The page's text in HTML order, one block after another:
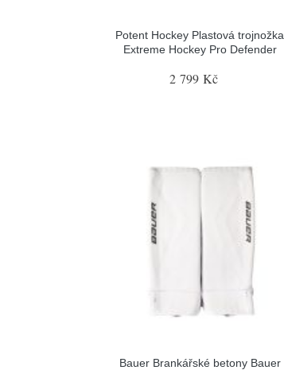
Potent Hockey Plastová trojnožka
Extreme Hockey Pro Defender
2 799 Kč
Bauer Brankářské betony Bauer